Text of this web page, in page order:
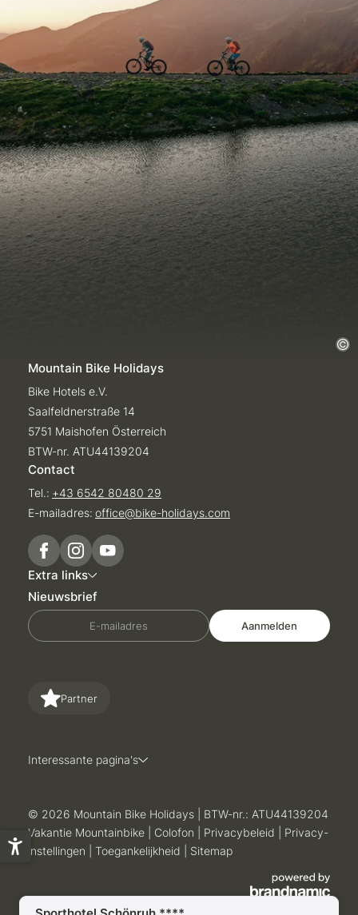
Mountain Bike Holidays
Bike Hotels e.V.
Saalfeldnerstraße 14
5751 Maishofen Österreich
BTW-nr. ATU44139204
Contact
Tel.: +43 6542 80480 29
E-mailadres: office@bike-holidays.com
Extra links
Nieuwsbrief
E-mailadres Aanmelden
Partner
Interessante pagina's
© 2026 Mountain Bike Holidays
BTW-nr.: ATU44139204
Vakantie Mountainbike
Colofon Privacybeleid
Privacy-
instellingen
Toegankelijkheid Sitemap